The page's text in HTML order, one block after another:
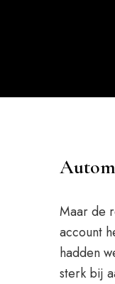
Maar de
account
hadden
sterk bij